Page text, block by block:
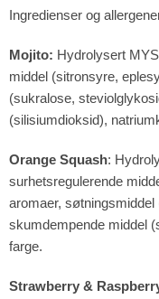
Ingredienser og
Mojito: Hydrolysert
middel (sitronsyre,
(sukralose,
(silisiumdioksid),
Orange Squash:
surhetsregulerende
aromaer,
skumdempende middel
farge.
Strawberry &